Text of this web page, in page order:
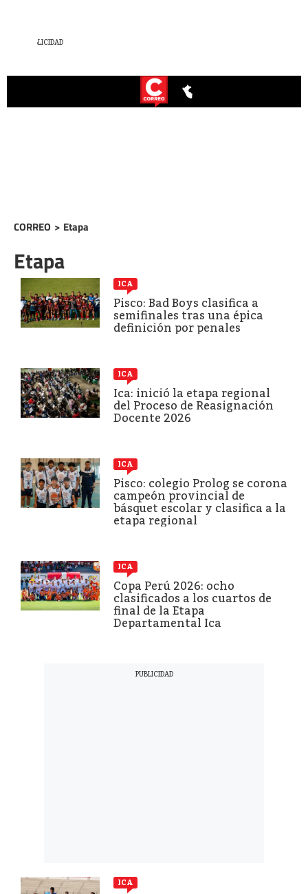
CORREO > Etapa
Etapa
ICA
Pisco: Bad Boys clasifica a
semifinales tras una épica
definición por penales
ICA
Ica: inició la etapa regional
del Proceso de Reasignación
Docente 2026
ICA
Pisco: colegio Prolog se corona
campeón provincial de
básquet escolar y clasifica a la
etapa regional
ICA
Copa Perú 2026: ocho
clasificados a los cuartos de
final de la Etapa
Departamental Ica
ICA